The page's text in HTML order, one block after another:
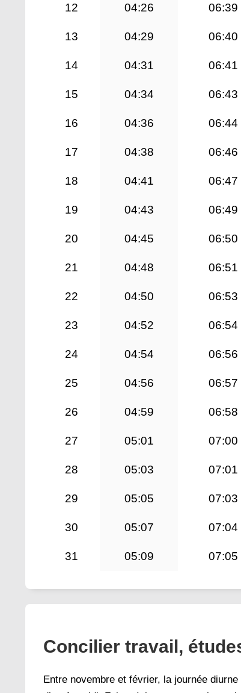
12 04:26 06:39
13 04:29 06:40
14 04:31 06:41
15 04:34 06:43
16 04:36 06:44
17 04:38 06:46
18 04:41 06:47
19 04:43 06:49
20 04:45 06:50
21 04:48 06:51
22 04:50 06:53
23 04:52 06:54
24 04:54 06:56
25 04:56 06:57
26 04:59 06:58
27 05:01 07:00
28 05:03 07:01
29 05:05 07:03
30 05:07 07:04
31 05:09 07:05
Concilier travail,
Entre novembre et février, la journée